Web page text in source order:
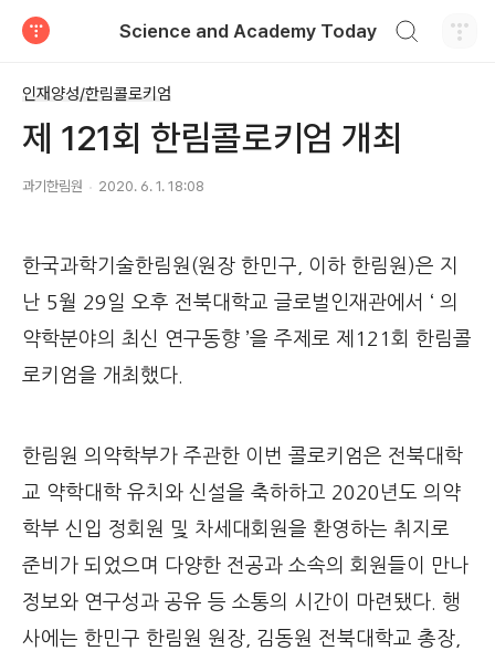
Science and Academy Today
인재양성/한림콜로키엄
제 121회 한림콜로키엄 개최
과기한림원 2020. 6. 1. 18:08
한국과학기술한림원(원장 한민구, 이하 한림원)은 지
난 5월 29일 오후 전북대학교 글로벌인재관에서 ‘ 의
약학분야의 최신 연구동향 ’을 주제로 제121회 한림콜
로키엄을 개최했다.
한림원 의약학부가 주관한 이번 콜로키엄은 전북대학
교 약학대학 유치와 신설을 축하하고 2020년도 의약
학부 신입 정회원 및 차세대회원을 환영하는 취지로
준비가 되었으며 다양한 전공과 소속의 회원들이 만나
정보와 연구성과 공유 등 소통의 시간이 마련됐다. 행
사에는 한민구 한림원 원장, 김동원 전북대학교 총장,